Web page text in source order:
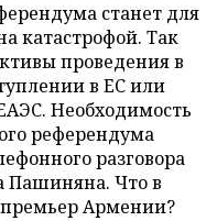
станет для
катастрофой. Так
проведения в
в ЕС или
Необходимость
референдума
разговора
Пашиняна. Что в
премьер Армении?